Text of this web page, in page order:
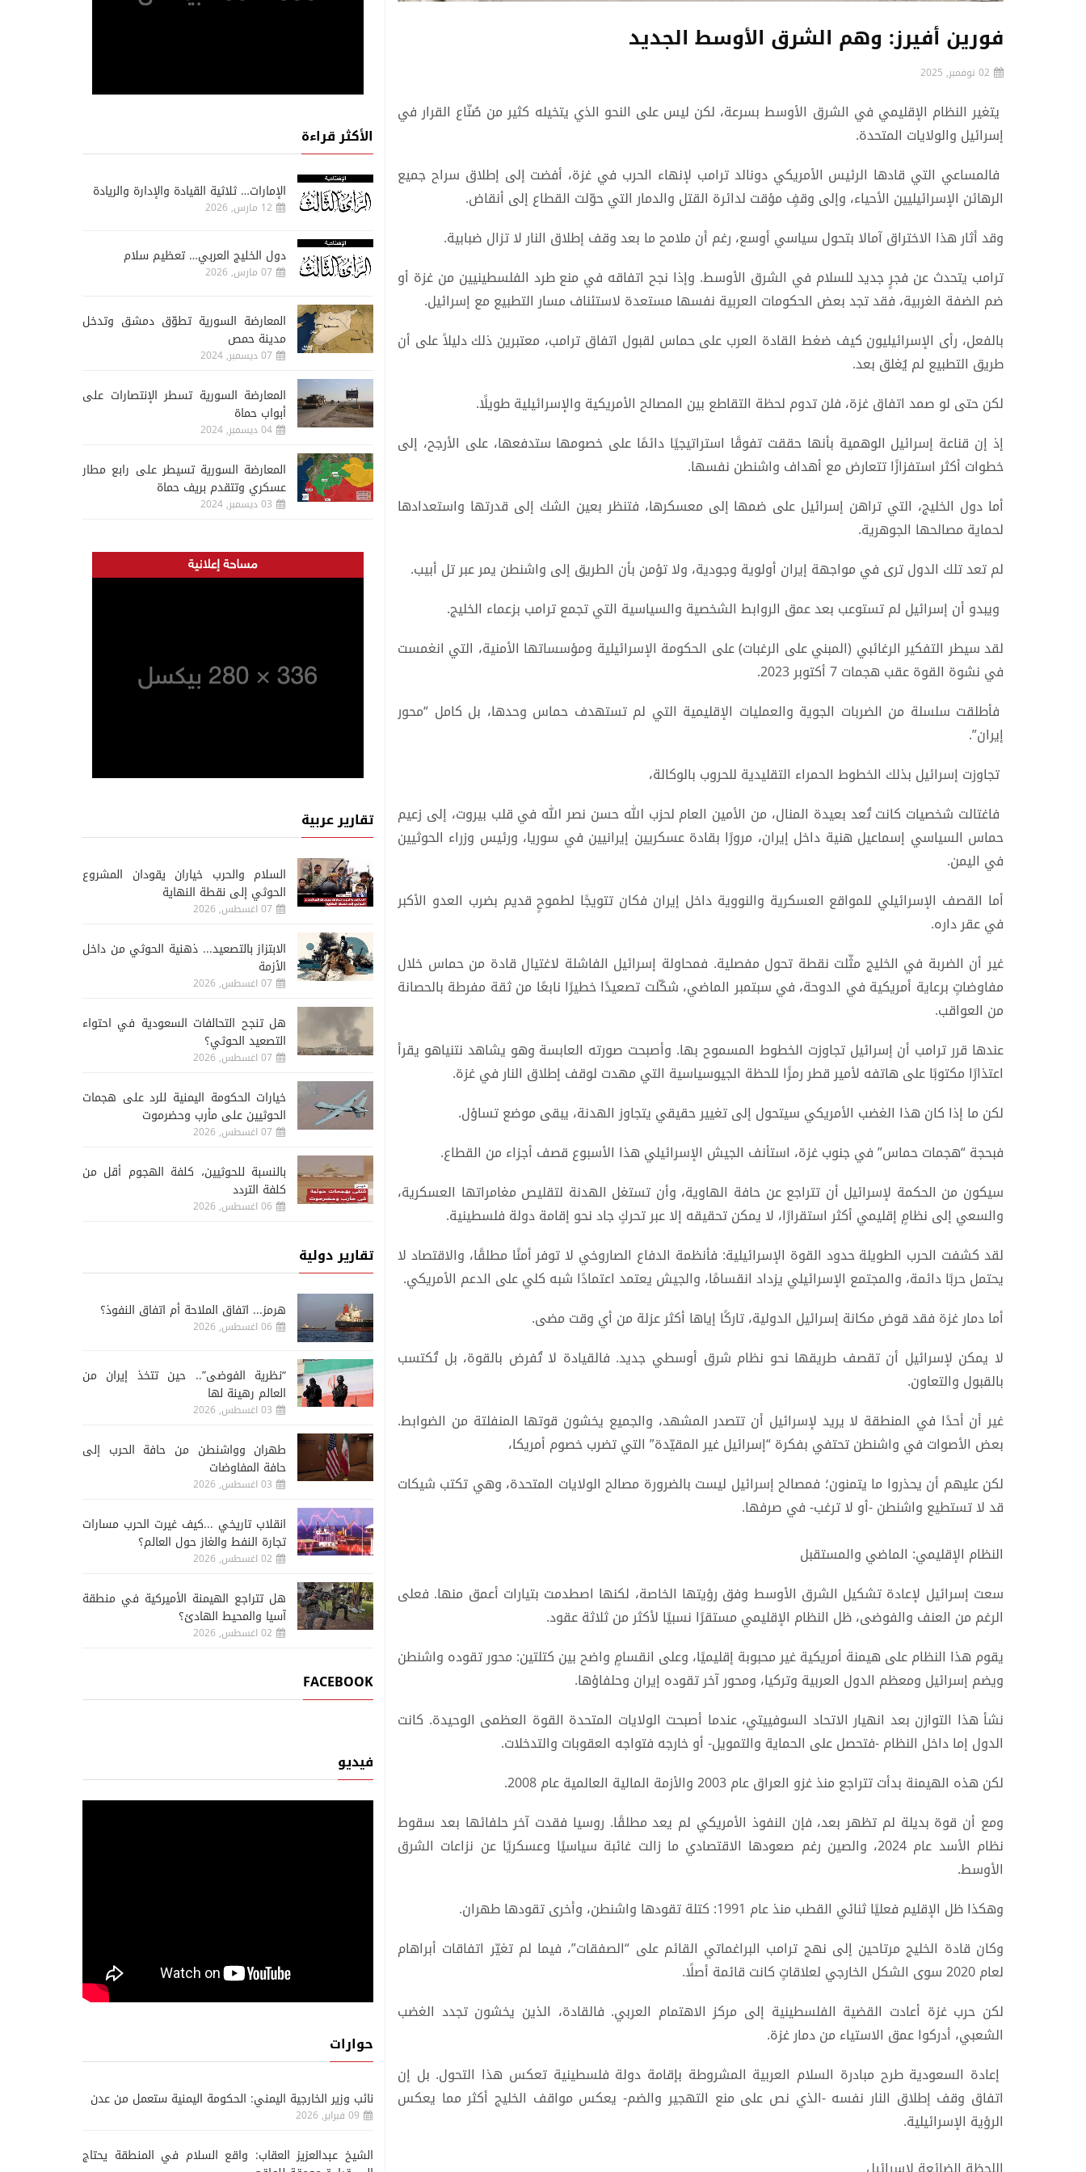
فورين أفيرز: وهم الشرق الأوسط الجديد
02 نوفمبر, 2025
يتغير النظام الإقليمي في الشرق الأوسط بسرعة، لكن ليس على النحو الذي يتخيله كثير من صُنّاع القرار في
إسرائيل والولايات المتحدة.
فالمساعي التي قادها الرئيس الأمريكي دونالد ترامب لإنهاء الحرب في غزة، أفضت إلى إطلاق سراح جميع
الرهائن الإسرائيليين الأحياء، وإلى وقفٍ مؤقت لدائرة القتل والدمار التي حوّلت القطاع إلى أنقاض.
وقد أثار هذا الاختراق آمالا بتحول سياسي أوسع، رغم أن ملامح ما بعد وقف إطلاق النار لا تزال ضبابية.
ترامب يتحدث عن فجرٍ جديد للسلام في الشرق الأوسط. وإذا نجح اتفاقه في منع طرد الفلسطينيين من غزة أو
ضم الضفة الغربية، فقد تجد بعض الحكومات العربية نفسها مستعدة لاستئناف مسار التطبيع مع إسرائيل.
بالفعل، رأى الإسرائيليون كيف ضغط القادة العرب على حماس لقبول اتفاق ترامب، معتبرين ذلك دليلاً على أن
طريق التطبيع لم يُغلق بعد.
لكن حتى لو صمد اتفاق غزة، فلن تدوم لحظة التقاطع بين المصالح الأمريكية والإسرائيلية طويلًا.
إذ إن قناعة إسرائيل الوهمية بأنها حققت تفوقًا استراتيجيًا دائمًا على خصومها ستدفعها، على الأرجح، إلى
خطوات أكثر استفزازًا تتعارض مع أهداف واشنطن نفسها.
أما دول الخليج، التي تراهن إسرائيل على ضمها إلى معسكرها، فتنظر بعين الشك إلى قدرتها واستعدادها
لحماية مصالحها الجوهرية.
لم تعد تلك الدول ترى في مواجهة إيران أولوية وجودية، ولا تؤمن بأن الطريق إلى واشنطن يمر عبر تل أبيب.
ويبدو أن إسرائيل لم تستوعب بعد عمق الروابط الشخصية والسياسية التي تجمع ترامب بزعماء الخليج.
لقد سيطر التفكير الرغائبي (المبني على الرغبات) على الحكومة الإسرائيلية ومؤسساتها الأمنية، التي انغمست
في نشوة القوة عقب هجمات 7 أكتوبر 2023.
فأطلقت سلسلة من الضربات الجوية والعمليات الإقليمية التي لم تستهدف حماس وحدها، بل كامل “محور
إيران”.
تجاوزت إسرائيل بذلك الخطوط الحمراء التقليدية للحروب بالوكالة،
فاغتالت شخصيات كانت تُعد بعيدة المنال، من الأمين العام لحزب الله حسن نصر الله في قلب بيروت، إلى زعيم
حماس السياسي إسماعيل هنية داخل إيران، مرورًا بقادة عسكريين إيرانيين في سوريا، ورئيس وزراء الحوثيين
في اليمن.
أما القصف الإسرائيلي للمواقع العسكرية والنووية داخل إيران فكان تتويجًا لطموحٍ قديم بضرب العدو الأكبر
في عقر داره.
غير أن الضربة في الخليج مثّلت نقطة تحول مفصلية. فمحاولة إسرائيل الفاشلة لاغتيال قادة من حماس خلال
مفاوضاتٍ برعاية أمريكية في الدوحة، في سبتمبر الماضي، شكّلت تصعيدًا خطيرًا نابعًا من ثقة مفرطة بالحصانة
من العواقب.
عندها قرر ترامب أن إسرائيل تجاوزت الخطوط المسموح بها. وأصبحت صورته العابسة وهو يشاهد نتنياهو يقرأ
اعتذارًا مكتوبًا على هاتفه لأمير قطر رمزًا للحظة الجيوسياسية التي مهدت لوقف إطلاق النار في غزة.
لكن ما إذا كان هذا الغضب الأمريكي سيتحول إلى تغيير حقيقي يتجاوز الهدنة، يبقى موضع تساؤل.
فبحجة “هجمات حماس” في جنوب غزة، استأنف الجيش الإسرائيلي هذا الأسبوع قصف أجزاء من القطاع.
سيكون من الحكمة لإسرائيل أن تتراجع عن حافة الهاوية، وأن تستغل الهدنة لتقليص مغامراتها العسكرية،
والسعي إلى نظامٍ إقليمي أكثر استقرارًا، لا يمكن تحقيقه إلا عبر تحركٍ جاد نحو إقامة دولة فلسطينية.
لقد كشفت الحرب الطويلة حدود القوة الإسرائيلية: فأنظمة الدفاع الصاروخي لا توفر أمنًا مطلقًا، والاقتصاد لا
يحتمل حربًا دائمة، والمجتمع الإسرائيلي يزداد انقسامًا، والجيش يعتمد اعتمادًا شبه كلي على الدعم الأمريكي.
أما دمار غزة فقد قوض مكانة إسرائيل الدولية، تاركًا إياها أكثر عزلة من أي وقت مضى.
لا يمكن لإسرائيل أن تقصف طريقها نحو نظام شرق أوسطي جديد. فالقيادة لا تُفرض بالقوة، بل تُكتسب
بالقبول والتعاون.
غير أن أحدًا في المنطقة لا يريد لإسرائيل أن تتصدر المشهد، والجميع يخشون قوتها المنفلتة من الضوابط.
بعض الأصوات في واشنطن تحتفي بفكرة “إسرائيل غير المقيّدة” التي تضرب خصوم أمريكا،
لكن عليهم أن يحذروا ما يتمنون؛ فمصالح إسرائيل ليست بالضرورة مصالح الولايات المتحدة، وهي تكتب شيكات
قد لا تستطيع واشنطن -أو لا ترغب- في صرفها.
النظام الإقليمي: الماضي والمستقبل
سعت إسرائيل لإعادة تشكيل الشرق الأوسط وفق رؤيتها الخاصة، لكنها اصطدمت بتيارات أعمق منها. فعلى
الرغم من العنف والفوضى، ظل النظام الإقليمي مستقرًا نسبيًا لأكثر من ثلاثة عقود.
يقوم هذا النظام على هيمنة أمريكية غير محبوبة إقليميًا، وعلى انقسامٍ واضح بين كتلتين: محور تقوده واشنطن
ويضم إسرائيل ومعظم الدول العربية وتركيا، ومحور آخر تقوده إيران وحلفاؤها.
نشأ هذا التوازن بعد انهيار الاتحاد السوفييتي، عندما أصبحت الولايات المتحدة القوة العظمى الوحيدة. كانت
الدول إما داخل النظام -فتحصل على الحماية والتمويل- أو خارجه فتواجه العقوبات والتدخلات.
لكن هذه الهيمنة بدأت تتراجع منذ غزو العراق عام 2003 والأزمة المالية العالمية عام 2008.
ومع أن قوة بديلة لم تظهر بعد، فإن النفوذ الأمريكي لم يعد مطلقًا. روسيا فقدت آخر حلفائها بعد سقوط
نظام الأسد عام 2024، والصين رغم صعودها الاقتصادي ما زالت غائبة سياسيًا وعسكريًا عن نزاعات الشرق
الأوسط.
وهكذا ظل الإقليم فعليًا ثنائي القطب منذ عام 1991: كتلة تقودها واشنطن، وأخرى تقودها طهران.
وكان قادة الخليج مرتاحين إلى نهج ترامب البراغماتي القائم على “الصفقات”، فيما لم تغيّر اتفاقات أبراهام
لعام 2020 سوى الشكل الخارجي لعلاقاتٍ كانت قائمة أصلًا.
لكن حرب غزة أعادت القضية الفلسطينية إلى مركز الاهتمام العربي. فالقادة، الذين يخشون تجدد الغضب
الشعبي، أدركوا عمق الاستياء من دمار غزة.
إعادة السعودية طرح مبادرة السلام العربية المشروطة بإقامة دولة فلسطينية تعكس هذا التحول. بل إن
اتفاق وقف إطلاق النار نفسه -الذي نص على منع التهجير والضم- يعكس مواقف الخليج أكثر مما يعكس
الرؤية الإسرائيلية.
الأكثر قراءة
الإمارات… ثلاثية القيادة والإدارة والريادة
12 مارس, 2026
دول الخليج العربي… تعظيم سلام
07 مارس, 2026
المعارضة السورية تطوّق دمشق وتدخل
مدينة حمص
07 ديسمبر, 2024
المعارضة السورية تسطر الإنتصارات على
أبواب حماة
04 ديسمبر, 2024
المعارضة السورية تسيطر على رابع مطار
عسكري وتتقدم بريف حماة
03 ديسمبر, 2024
تقارير عربية
السلام والحرب خياران يقودان المشروع
الحوثي إلى نقطة النهاية
07 اغسطس, 2026
الابتزاز بالتصعيد... ذهنية الحوثي من داخل
الأزمة
07 اغسطس, 2026
هل تنجح التحالفات السعودية في احتواء
التصعيد الحوثي؟
07 اغسطس, 2026
خيارات الحكومة اليمنية للرد على هجمات
الحوثيين على مأرب وحضرموت
07 اغسطس, 2026
‏بالنسبة للحوثيين، كلفة الهجوم أقل من
كلفة التردد
06 اغسطس, 2026
تقارير دولية
هرمز... اتفاق الملاحة أم اتفاق النفوذ؟
06 اغسطس, 2026
“نظرية الفوضى”.. حين تتخذ إيران من
العالم رهينة لها
03 اغسطس, 2026
طهران وواشنطن من حافة الحرب إلى
حافة المفاوضات
03 اغسطس, 2026
انقلاب تاريخي ...كيف غيرت الحرب مسارات
تجارة النفط والغاز حول العالم؟
02 اغسطس, 2026
هل تتراجع الهيمنة الأميركية في منطقة
آسيا والمحيط الهادئ؟
02 اغسطس, 2026
FACEBOOK
فيديو
حوارات
نائب وزير الخارجية اليمني: الحكومة اليمنية ستعمل من عدن
09 فبراير, 2026
الشيخ عبدالعزيز العقاب: واقع السلام في المنطقة يحتاج